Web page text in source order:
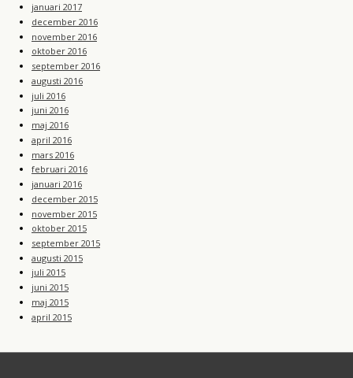
januari 2017
december 2016
november 2016
oktober 2016
september 2016
augusti 2016
juli 2016
juni 2016
maj 2016
april 2016
mars 2016
februari 2016
januari 2016
december 2015
november 2015
oktober 2015
september 2015
augusti 2015
juli 2015
juni 2015
maj 2015
april 2015